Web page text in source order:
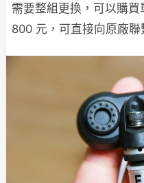
需要整組更換，可以購
800 元，可直接向原廠聯